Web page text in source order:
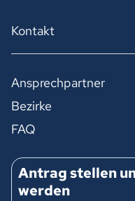
Kontakt
Ansprechpartner
Bezirke
FAQ
Antrag stellen
werden